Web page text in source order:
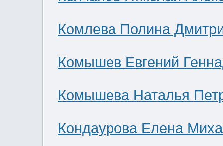
Комлева Полина
Комышев Евгений
Комышева Наталья
Кондаурова Елена